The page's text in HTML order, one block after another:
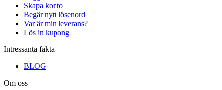
Skapa konto
Begär nytt lösenord
Var är min leverans?
Lös in kupong
Intressanta fakta
BLOG
Om oss